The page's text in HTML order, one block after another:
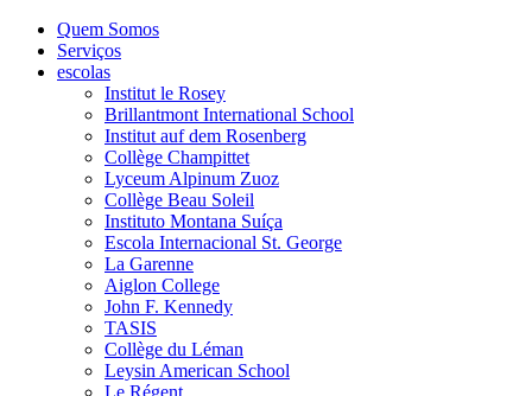
Quem Somos
Serviços
escolas
Institut le Rosey
Brillantmont International School
Institut auf dem Rosenberg
Collège Champittet
Lyceum Alpinum Zuoz
Collège Beau Soleil
Instituto Montana Suíça
Escola Internacional St. George
La Garenne
Aiglon College
John F. Kennedy
TASIS
Collège du Léman
Leysin American School
Le Régent